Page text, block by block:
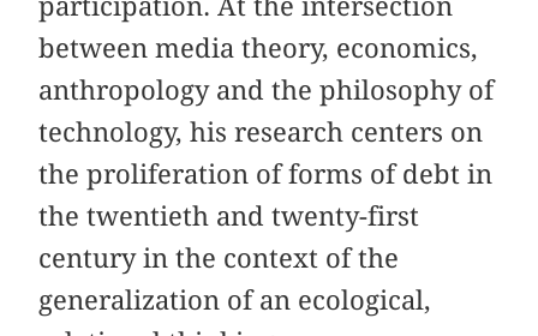
between media theory, economics,
anthropology and the philosophy of
technology, his research centers on
the proliferation of forms of debt in
the twentieth and twenty-first
century in the context of the
generalization of an ecological,